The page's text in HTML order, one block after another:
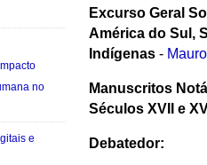
Excurso Geral
América do Sul,
Indígenas-
Manuscritos
Séculos XVII e
Debatedor:
no
e